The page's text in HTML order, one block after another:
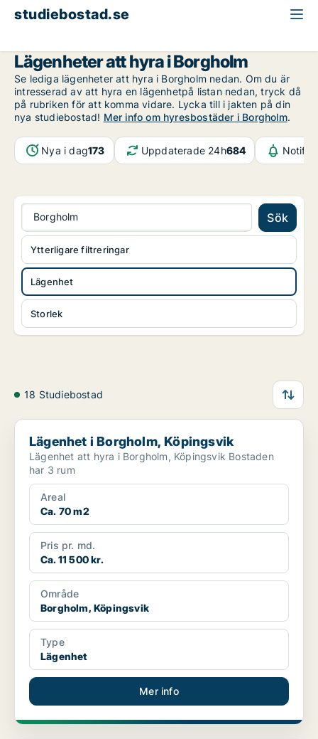
studiebostad.se
Lägenheter att hyra i Borgholm
Se lediga lägenheter att hyra i Borgholm nedan. Om du är
intresserad av att hyra en lägenhetpå listan nedan, tryck då
på rubriken för att komma vidare. Lycka till i jakten på din
nya studiebostad! Mer info om hyresbostäder i Borgholm.
Nya i dag173 Uppdaterade 24h684
Borgholm Sök
Lägenhet
Storlek
Ytterligare filtreringar
18 Studiebostad
Lägenhet i Borgholm, Köpingsvik
Lägenhet i Borgholm, Köpingsvik
Lägenhet att hyra i Borgholm, Köpingsvik Bostaden
har 3 rum
Areal
Ca. 70 m2
Pris pr. md.
Ca. 11 500 kr.
Område
Borgholm, Köpingsvik
Type
Lägenhet
Mer info